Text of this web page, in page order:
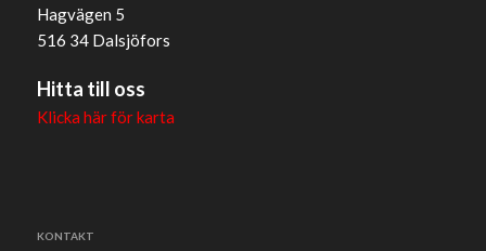
Hagvägen 5
516 34 Dalsjöfors
Hitta till oss
Klicka här för karta
KONTAKT